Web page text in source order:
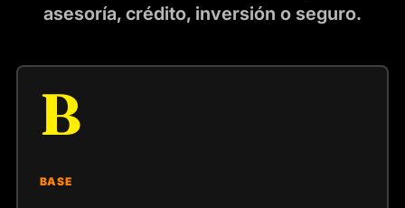
asesoría, crédito, inversión o seguro.
B
BASE